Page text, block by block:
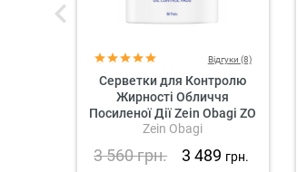
Відгуки (8)
Серветки для Контролю
Жирності Обличчя
Посиленої Дії Zein Obagi ZO
Skin Health Oil Control Pads
Zein Obagi
3 560грн. 3 489 грн.